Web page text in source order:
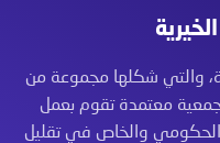
والتي شكلها مجموعة من
معتمدة تقوم بعمل
والخاص في تقليل